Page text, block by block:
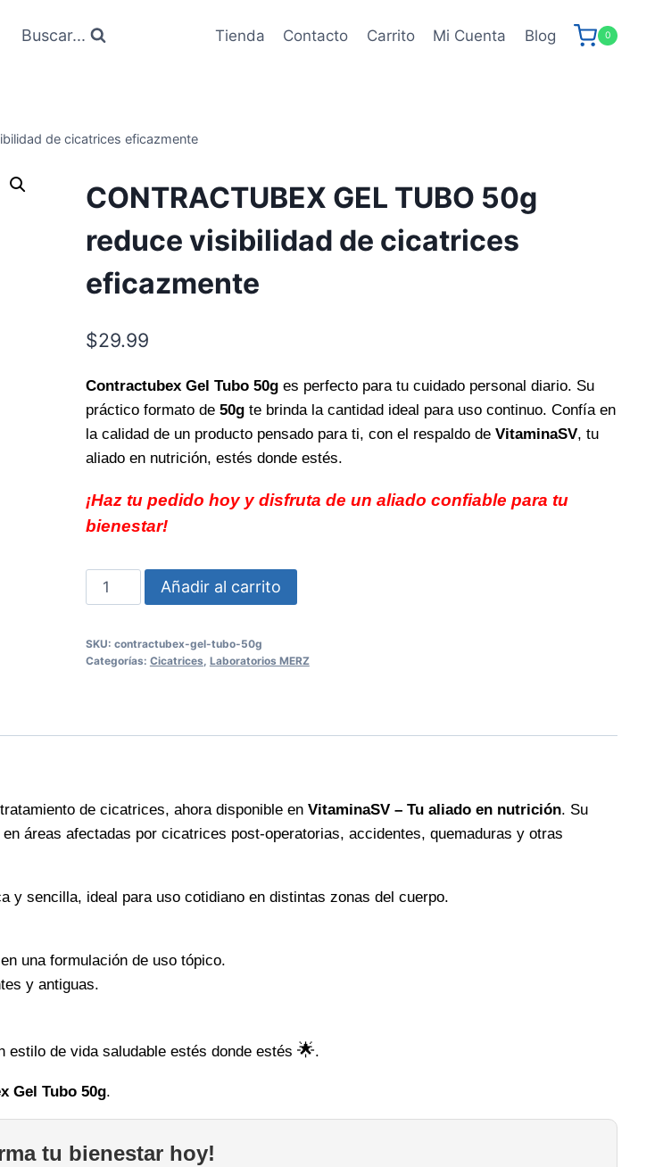
Buscar... Tienda Contacto Carrito Mi Cuenta Blog 0
de cicatrices eficazmente
CONTRACTUBEX GEL TUBO 50g
reduce visibilidad de cicatrices
eficazmente
$29.99
Contractubex Gel Tubo 50ges perfecto para tu cuidado personal diario. Su
práctico formato de 50gte brinda la cantidad ideal para uso continuo. Confía en
la calidad de un producto pensado para ti, con el respaldo de VitaminaSV, tu
aliado en nutrición, estés donde estés.
¡Haz tu pedido hoy y disfruta de un aliado confiable para tu
bienestar!
CONTRACTUBEX
GEL
50g
Añadir al carrito
SKU: contractubex-gel-tubo-50g
Categorías: Cicatrices Laboratorios MERZ
de cicatrices, ahora disponible en VitaminaSV – Tu aliado en nutrición. Su
en áreas afectadas por cicatrices post-operatorias, accidentes, quemaduras y otras
y sencilla, ideal para uso cotidiano en distintas zonas del cuerpo.
una formulación de uso tópico.
y antiguas.
estilo de vida saludable estés donde estés 🌟.
Gel Tubo 50g.
tu bienestar hoy!